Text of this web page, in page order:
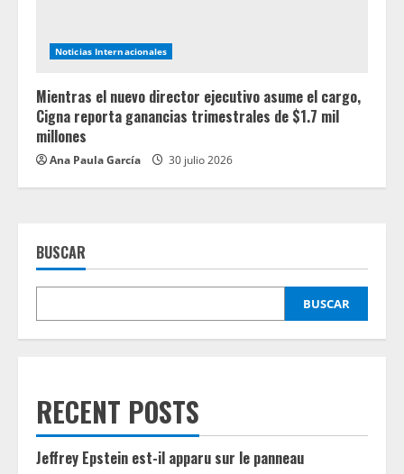
Noticias Internacionales
Mientras el nuevo director ejecutivo asume el cargo,
Cigna reporta ganancias trimestrales de $1.7 mil
millones
Ana Paula García 30 julio 2026
BUSCAR
BUSCAR
RECENT POSTS
Jeffrey Epstein est-il apparu sur le panneau